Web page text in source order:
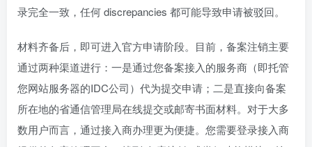
录完全一致，任何 discrepancies 都可能导致申请被驳回。
材料齐备后，即可进入官方申请阶段。目前，备案注销主要
通过两种渠道进行：一是通过您备案接入的服务商（即托管
您网站服务器的IDC公司）代为提交申请；二是直接向备案
所在地的省通信管理局在线提交或邮寄书面材料。对于大多
数用户而言，通过接入商办理更为便捷。您需要登录接入商